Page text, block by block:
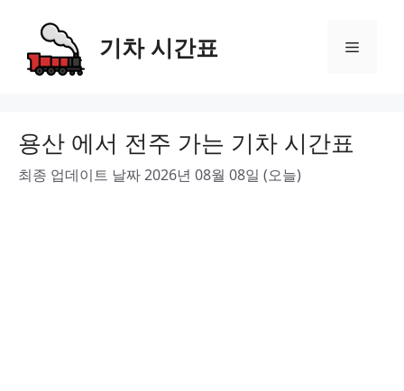
content
기차 시간표 Menu
용산 에서 전주 가는 기차 시간표
최종 업데이트 날짜 2026년 08월 08일 (오늘)